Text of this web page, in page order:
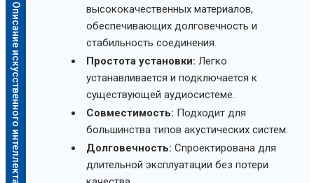
Описание искусственного интеллекта
высококачественных материалов,
обеспечивающих долговечность и
стабильность соединения.
Простота установки: Легко
устанавливается и подключается к
существующей аудиосистеме.
Совместимость: Подходит для
большинства типов акустических систем.
Долговечность: Спроектирована для
длительной эксплуатации без потери